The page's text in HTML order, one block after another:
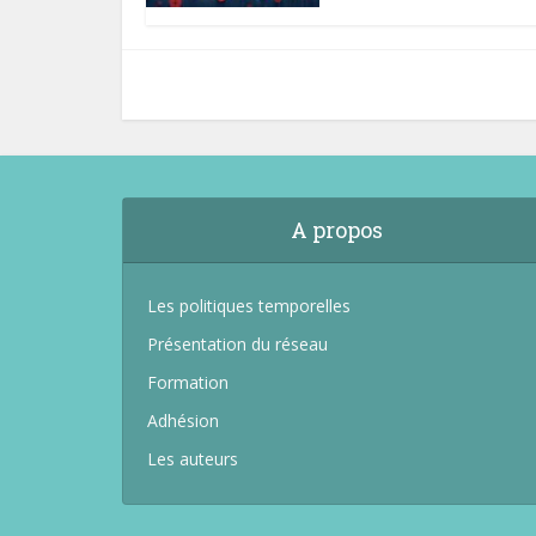
A propos
Les politiques temporelles
Présentation du réseau
Formation
Adhésion
Les auteurs